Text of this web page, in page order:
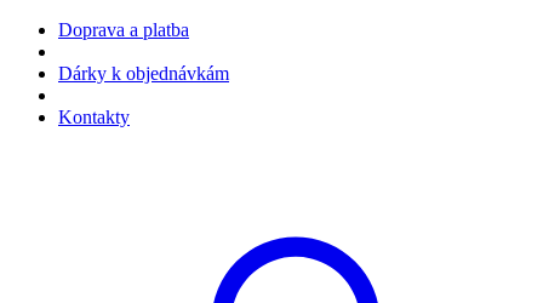
Doprava a platba
Dárky k objednávkám
Kontakty